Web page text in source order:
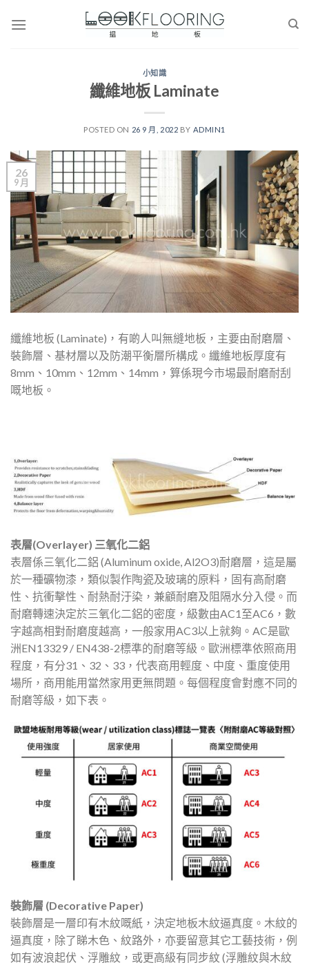
小知識
纖維地板 Laminate
POSTED ON 26 9 月, 2022 BY ADMIN1
26
9 月
纖維地板 (Laminate)，有啲人叫無縫地板，主要由耐磨層、
裝飾層、基材層以及防潮平衡層所構成。纖維地板厚度有
8mm、10mm、12mm、14mm，算係現今市埸最耐磨耐刮
嘅地板。
表層(Overlayer) 三氧化二鋁
表層係三氧化二鋁 (Aluminum oxide, Al2O3)耐磨層，這是屬
於一種礦物漆，類似製作陶瓷及玻璃的原料，固有高耐磨
性、抗衝擊性、耐熱耐汙染，兼顧耐磨及阻隔水分入侵。而
耐磨轉速決定於三氧化二鋁的密度，級數由AC1至AC6，數
字越高相對耐磨度越高，一般家用AC3以上就夠。AC是歐
洲EN13329 / EN438-2標準的耐磨等級。歐洲標準依照商用
程度，有分31、32、33，代表商用輕度、中度、重度使用
場所，商用能用當然家用更無問題。每個程度會對應不同的
耐磨等級，如下表。
裝飾層 (Decorative Paper)
裝飾層是一層印有木紋嘅紙，決定地板木紋逼真度。木紋的
逼真度，除了睇木色、紋路外，亦要留意其它工藝技術，例
如有波浪起伏、浮雕紋，或更高級有同步紋 (浮雕紋與木紋